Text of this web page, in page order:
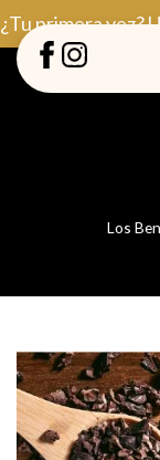
al
contenido
¿Tu primera vez?
Los